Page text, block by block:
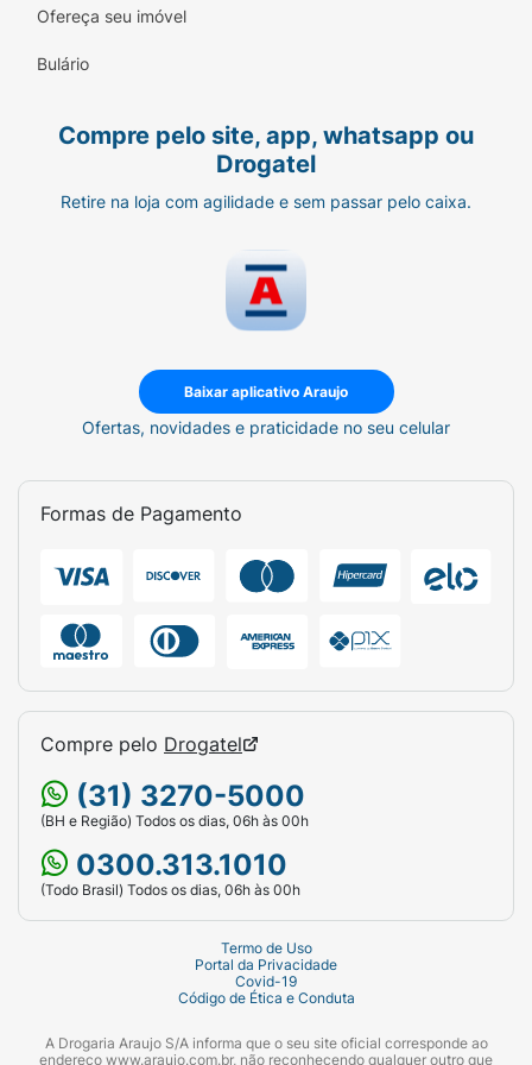
encontros casuais.
Qualidade Global:
Ofereça seu imóvel
Bulário
Compre pelo site, app, whatsapp ou
Drogatel
Retire na loja com agilidade e sem passar pelo caixa.
Baixar aplicativo Araujo
Ofertas, novidades e praticidade no seu celular
Formas de Pagamento
Compre pelo Drogatel
(31) 3270-5000
(BH e Região) Todos os dias, 06h às 00h
0300.313.1010
(Todo Brasil) Todos os dias, 06h às 00h
Termo de Uso
Portal da Privacidade
Covid-19
Código de Ética e Conduta
A Drogaria Araujo S/A informa que o seu site oficial corresponde ao
endereço www.araujo.com.br, não reconhecendo qualquer outro que